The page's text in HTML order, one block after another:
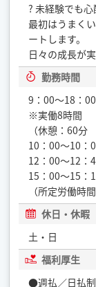
? 未経験でも心
最初はうまく
ートします。
日々の成長が
勤務時間
9：00〜18：00
※実働8時間
（休憩：60分
10：00〜10：
12：00〜12：
15：00〜15：
（所定労働時
休日・休暇
土・日
福利厚生
●週払／日払